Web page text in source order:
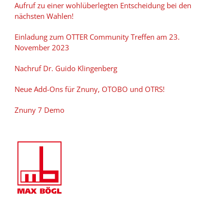
Aufruf zu einer wohlüberlegten Entscheidung bei den
nächsten Wahlen!
Einladung zum OTTER Community Treffen am 23.
November 2023
Nachruf Dr. Guido Klingenberg
Neue Add-Ons für Znuny, OTOBO und OTRS!
Znuny 7 Demo